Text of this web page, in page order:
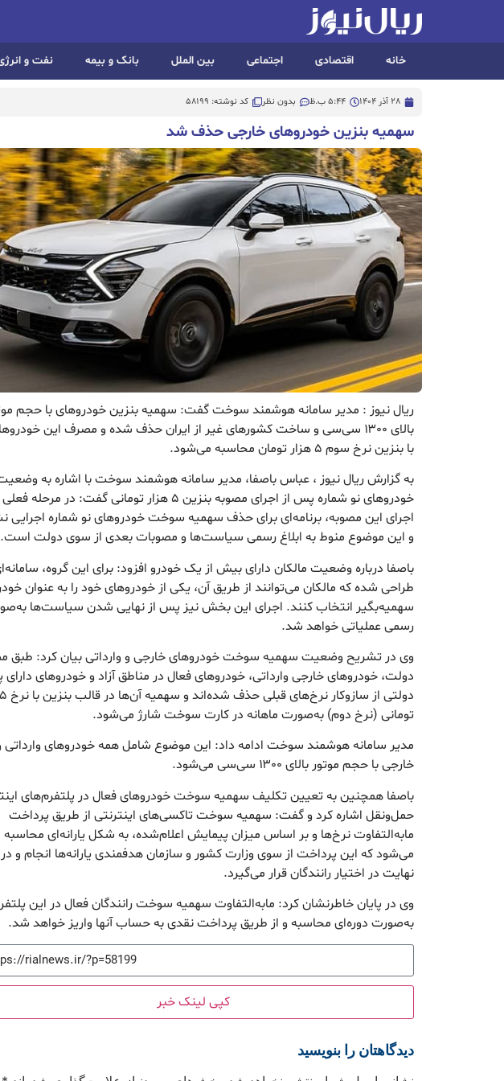
خانه اقتصادی اجتماعی بین الملل بانک و بیمه نفت و
28 آذر 1404 5:44 ب.ظ بدون نظر کد نوشته: 58199
سهمیه بنزین خودروهای خارجی حذف شد
ریال نیوز : مدیر سامانه هوشمند سوخت گفت: سهمیه بنزین خودروهای با حجم
بالای ۱۳۰۰ سی‌سی و ساخت کشورهای غیر از ایران حذف شده و مصرف این
با بنزین نرخ سوم ۵ هزار تومان محاسبه می‌شود.
به گزارش ریال نیوز ، عباس باصفا، مدیر سامانه هوشمند سوخت با اشاره به
خودروهای نو شماره پس از اجرای مصوبه بنزین ۵ هزار تومانی گفت: در مرحله فعلی
اجرای این مصوبه، برنامه‌ای برای حذف سهمیه سوخت خودروهای نو شماره اجرایی
و این موضوع منوط به ابلاغ رسمی سیاست‌ها و مصوبات بعدی از سوی دولت است.
باصفا درباره وضعیت مالکان دارای بیش از یک خودرو افزود: برای این گروه،
طراحی شده که مالکان می‌توانند از طریق آن، یکی از خودروهای خود را به عنوان
سهمیه‌بگیر انتخاب کنند. اجرای این بخش نیز پس از نهایی شدن سیاست‌ها
رسمی عملیاتی خواهد شد.
وی در تشریح وضعیت سهمیه سوخت خودروهای خارجی و وارداتی بیان کرد: طبق
دولت، خودروهای خارجی وارداتی، خودروهای فعال در مناطق آزاد و خودروهای دارای
تومانی (نرخ دوم) به‌صورت ماهانه در کارت سوخت شارژ می‌شود.
مدیر سامانه هوشمند سوخت ادامه داد: این موضوع شامل همه خودروهای وارداتی
خارجی با حجم موتور بالای ۱۳۰۰ سی‌سی می‌شود.
باصفا همچنین به تعیین تکلیف سهمیه سوخت خودروهای فعال در پلتفرم‌های
حمل‌ونقل اشاره کرد و گفت: سهمیه سوخت تاکسی‌های اینترنتی از طریق پرداخت
مابه‌التفاوت نرخ‌ها و بر اساس میزان پیمایش اعلام‌شده، به شکل یارانه‌ای محاسبه
می‌شود که این پرداخت از سوی وزارت کشور و سازمان هدفمندی یارانه‌ها انجام و در
نهایت در اختیار رانندگان قرار می‌گیرد.
وی در پایان خاطرنشان کرد: مابه‌التفاوت سهمیه سوخت رانندگان فعال در این
به‌صورت دوره‌ای محاسبه و از طریق پرداخت نقدی به حساب آنها واریز خواهد شد.
کپی لینک خبر
دیدگاهتان را بنویسید